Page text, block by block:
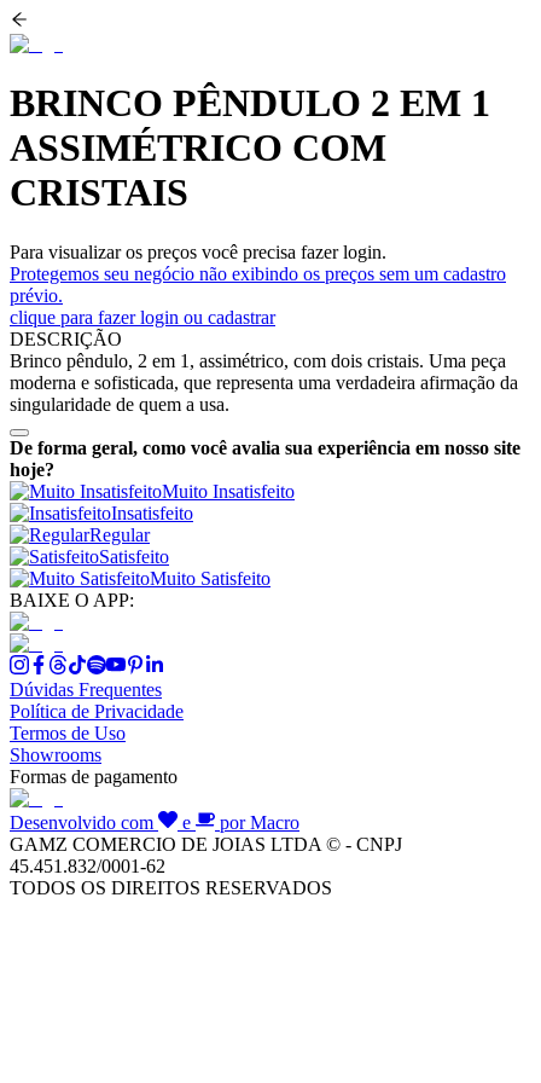
BRINCO PÊNDULO 2 EM 1
ASSIMÉTRICO COM
CRISTAIS
Para visualizar os preços você precisa fazer login.
Protegemos seu negócio não exibindo os preços sem um cadastro
prévio.
clique para fazer login ou cadastrar
DESCRIÇÃO
Brinco pêndulo, 2 em 1, assimétrico, com dois cristais. Uma peça
moderna e sofisticada, que representa uma verdadeira afirmação da
singularidade de quem a usa.
De forma geral, como você avalia sua experiência em nosso site
hoje?
Muito Insatisfeito
Insatisfeito
Regular
Satisfeito
Muito Satisfeito
BAIXE O APP:
Dúvidas Frequentes
Política de Privacidade
Termos de Uso
Showrooms
Formas de pagamento
Desenvolvido com e
por Macro
GAMZ COMERCIO DE JOIAS LTDA © - CNPJ
45.451.832/0001-62
TODOS OS DIREITOS RESERVADOS